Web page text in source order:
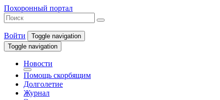
Похоронный портал
Войти
Toggle navigation
Toggle navigation
Новости
Помощь скорбящим
Долголетие
Журнал